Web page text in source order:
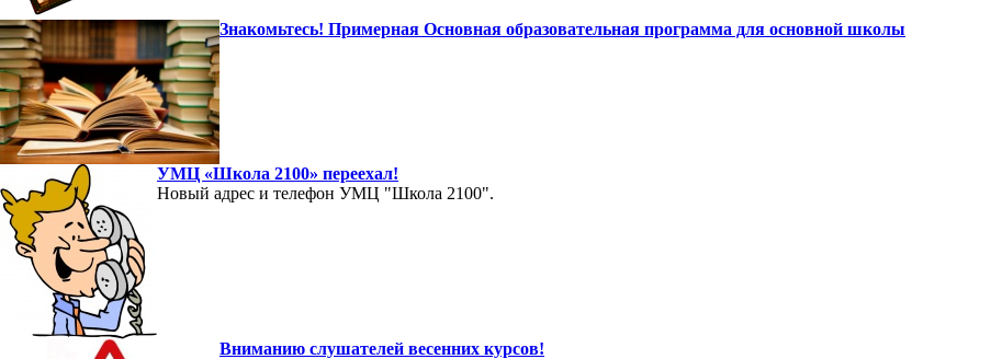
Знакомьтесь! Примерная Основная образовательная программа для основной школы
УМЦ «Школа 2100» переехал!
Новый адрес и телефон УМЦ "Школа 2100".
Вниманию слушателей весенних курсов!